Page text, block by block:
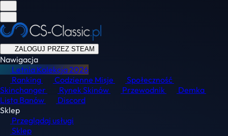
ZALOGUJ PRZEZ STEAM
Nawigacja
Letnia Kolekcja2026
Ranking
Codzienne Misje
Społeczność
Skinchanger
Rynek Skinów Przewodnik
Demka
Lista Banów
Discord
Sklep
Przeglądaj usługi
Sklep